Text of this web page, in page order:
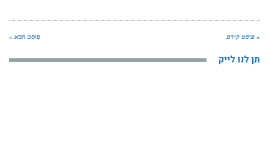
« פוסט קודם פוסט הבא »
תן לנו לייק